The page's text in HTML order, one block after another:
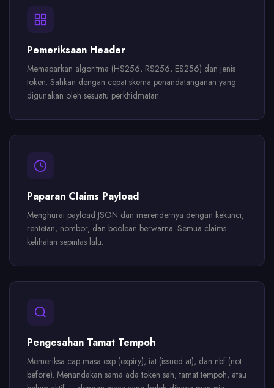
Pemeriksaan Header
Memaparkan algoritma (HS256, RS256, ES256) dan jenis
token. Sahkan dengan cepat skema penandatanganan yang
digunakan oleh sesuatu perkhidmatan.
Paparan Claims Payload
Menghurai payload JSON dan merendernya dengan kekunci,
rentetan, nombor, dan boolean berwarna. Semua claims
kelihatan sepintas lalu.
Pengesahan Tamat Tempoh
Memeriksa cap masa exp (expiry), iat (issued at), dan nbf (not
before). Menandakan sama ada token sah, tamat tempoh, atau